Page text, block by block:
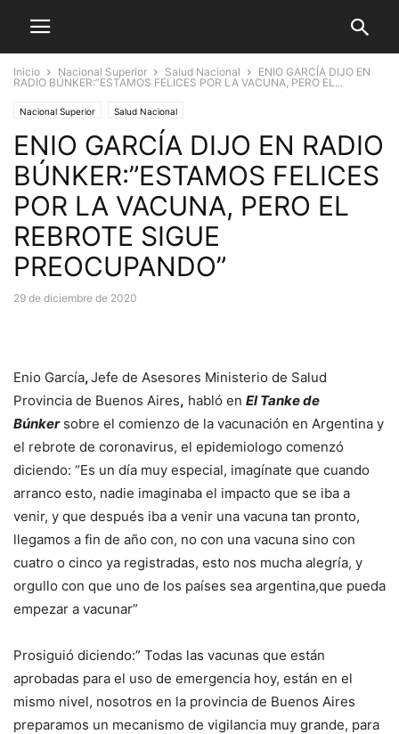
Inicio Nacional Superior Salud Nacional
ENIO GARCÍA DIJO EN
RADIO BÚNKER:”ESTAMOS FELICES POR LA VACUNA, PERO EL...
Nacional Superior Salud Nacional
ENIO GARCÍA DIJO EN RADIO
BÚNKER:”ESTAMOS FELICES
POR LA VACUNA, PERO EL
REBROTE SIGUE
PREOCUPANDO”
29 de diciembre de 2020
Enio García,Jefe de Asesores Ministerio de Salud
Provincia de Buenos Aires, habló en El Tanke de
Búnkersobre el comienzo de la vacunación en Argentina y
el rebrote de coronavirus, el epidemiologo comenzó
diciendo: “Es un día muy especial, imagínate que cuando
arranco esto, nadie imaginaba el impacto que se iba a
venir, y que después iba a venir una vacuna tan pronto,
llegamos a fin de año con, no con una vacuna sino con
cuatro o cinco ya registradas, esto nos mucha alegría, y
orgullo con que uno de los países sea argentina,que pueda
empezar a vacunar”
Prosiguió diciendo:” Todas las vacunas que están
aprobadas para el uso de emergencia hoy, están en el
mismo nivel, nosotros en la provincia de Buenos Aires
preparamos un mecanismo de vigilancia muy grande, para